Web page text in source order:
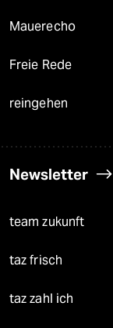
Mauerecho
Freie Rede
reingehen
Newsletter
team zukunft
taz frisch
taz zahl ich